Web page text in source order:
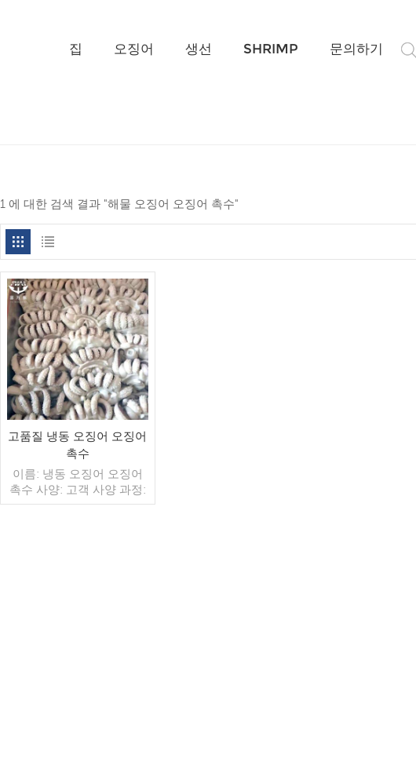
집 오징어 생선 SHRIMP 문의하기
1 에 대한 검색 결과 "해물 오징어 오징어 촉수"
고품질 냉동 오징어 오징어
촉수
이름: 냉동 오징어 오징어
촉수 사양: 고객 사양 과정:
희게 글레이징: IQF 40%(맞